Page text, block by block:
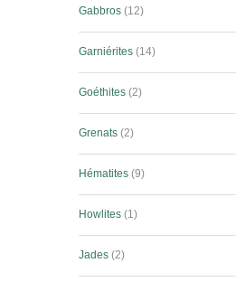
Gabbros 12
Garniérites 14
Goéthites 2
Grenats 2
Hématites 9
Howlites 1
Jades 2